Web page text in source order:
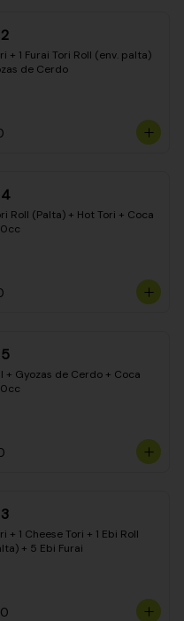
+ 1 Furai Tori Roll (env. palta)
de Cerdo
Roll (Palta) + Hot Tori + Coca
+ Gyozas de Cerdo + Coca
+ 1 Cheese Tori + 1 Ebi Roll
+ 5 Ebi Furai